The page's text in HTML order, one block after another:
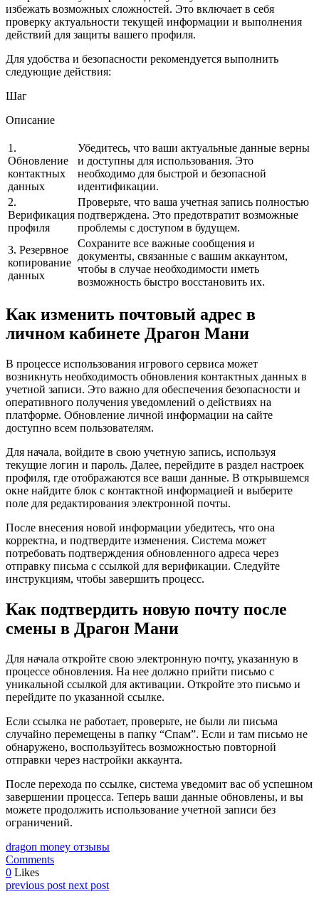
избежать возможных сложностей. Это включает в себя
проверку актуальности текущей информации и выполнения
действий для защиты вашего профиля.
Для удобства и безопасности рекомендуется выполнить
следующие действия:
Шаг
Описание
1.
Обновление
контактных
данных
Убедитесь, что ваши актуальные данные верны
и доступны для использования. Это
необходимо для быстрой и безопасной
идентификации.
2.
Верификация
профиля
Проверьте, что ваша учетная запись полностью
подтверждена. Это предотвратит возможные
проблемы с доступом в будущем.
3. Резервное
копирование
данных
Сохраните все важные сообщения и
документы, связанные с вашим аккаунтом,
чтобы в случае необходимости иметь
возможность быстро восстановить их.
Как изменить почтовый адрес в
личном кабинете Драгон Мани
В процессе использования игрового сервиса может
возникнуть необходимость обновления контактных данных в
учетной записи. Это важно для обеспечения безопасности и
оперативного получения уведомлений о действиях на
платформе. Обновление личной информации на сайте
доступно всем пользователям.
Для начала, войдите в свою учетную запись, используя
текущие логин и пароль. Далее, перейдите в раздел настроек
профиля, где отображаются все ваши данные. В открывшемся
окне найдите блок с контактной информацией и выберите
поле для редактирования электронной почты.
После внесения новой информации убедитесь, что она
корректна, и подтвердите изменения. Система может
потребовать подтверждения обновленного адреса через
отправку письма с ссылкой для верификации. Следуйте
инструкциям, чтобы завершить процесс.
Как подтвердить новую почту после
смены в Драгон Мани
Для начала откройте свою электронную почту, указанную в
процессе обновления. На нее должно прийти письмо с
уникальной ссылкой для активации. Откройте это письмо и
перейдите по указанной ссылке.
Если ссылка не работает, проверьте, не были ли письма
случайно перемещены в папку “Спам”. Если и там письмо не
обнаружено, воспользуйтесь возможностью повторной
отправки через настройки аккаунта.
После перехода по ссылке, система уведомит вас об успешном
завершении процесса. Теперь ваши данные обновлены, и вы
можете продолжить использование учетной записи без
ограничений.
dragon money отзывы
Comments
0 Likes
previous post next post